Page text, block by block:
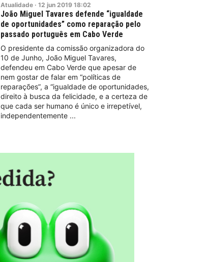
Atualidade · 12 jun 2019 18:02
João Miguel Tavares defende “igualdade
de oportunidades” como reparação pelo
passado português em Cabo Verde
O presidente da comissão organizadora do
10 de Junho, João Miguel Tavares,
defendeu em Cabo Verde que apesar de
nem gostar de falar em “políticas de
reparações”, a “igualdade de oportunidades,
direito à busca da felicidade, e a certeza de
que cada ser humano é único e irrepetível,
independentemente